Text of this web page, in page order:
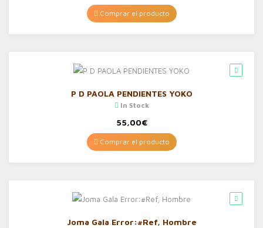
Comprar el producto
P D PAOLA PENDIENTES YOKO
In Stock
55,00€
Comprar el producto
Joma Gala Error:#Ref, Hombre